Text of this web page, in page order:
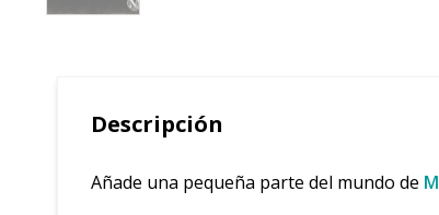
Descripción
Añade una pequeña parte del mundo de